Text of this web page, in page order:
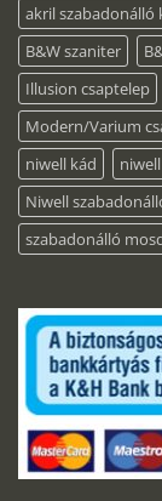
akril szabadonálló
B&W szaniter
Illusion csaptelep
Modern/Varium
niwell kád
Niwell
szabadonálló